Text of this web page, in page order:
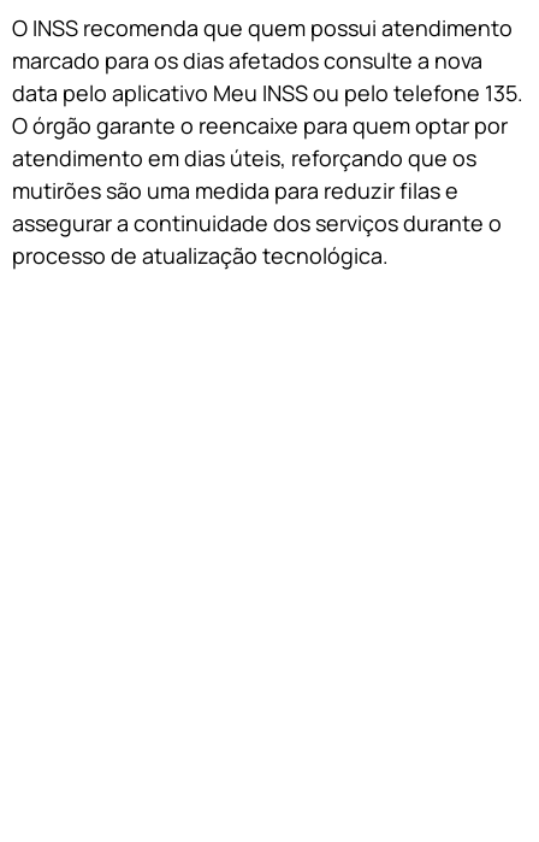
O INSS recomenda que quem possui atendimento
marcado para os dias afetados consulte a nova
data pelo aplicativo Meu INSS ou pelo telefone 135.
O órgão garante o reencaixe para quem optar por
atendimento em dias úteis, reforçando que os
mutirões são uma medida para reduzir filas e
assegurar a continuidade dos serviços durante o
processo de atualização tecnológica.